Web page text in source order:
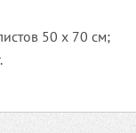
50 х 70 см;